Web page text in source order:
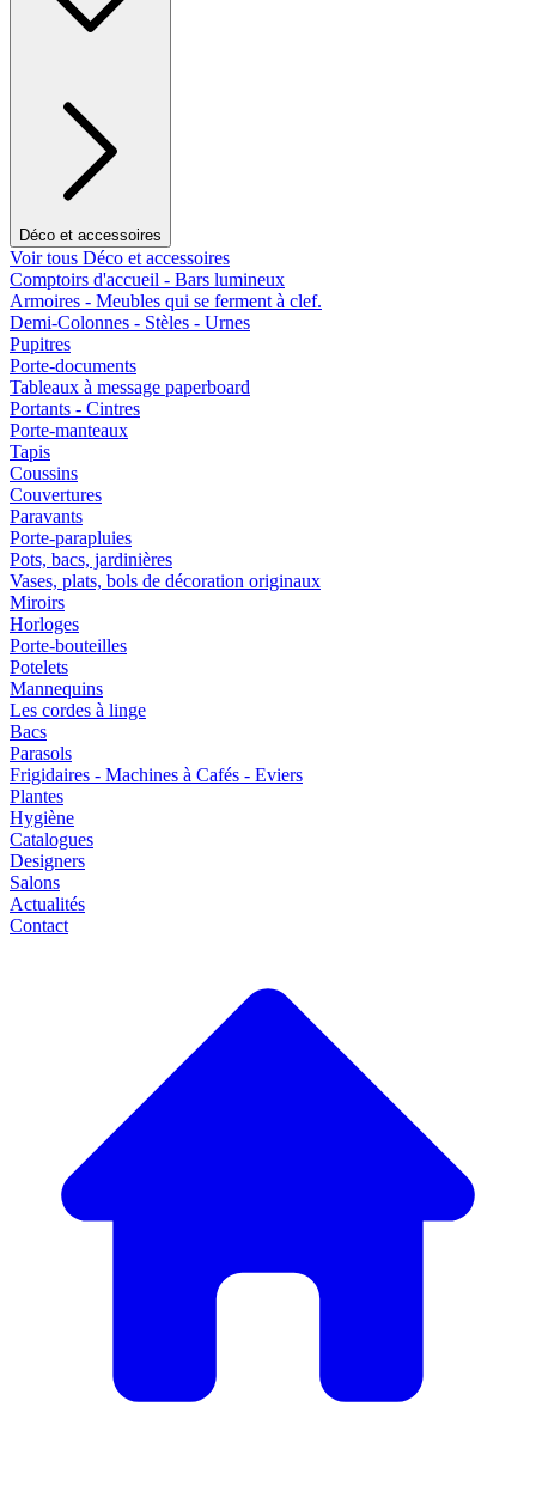
Déco et accessoires
Voir tous Déco et accessoires
Comptoirs d'accueil - Bars lumineux
Armoires - Meubles qui se ferment à clef.
Demi-Colonnes - Stèles - Urnes
Pupitres
Porte-documents
Tableaux à message paperboard
Portants - Cintres
Porte-manteaux
Tapis
Coussins
Couvertures
Paravants
Porte-parapluies
Pots, bacs, jardinières
Vases, plats, bols de décoration originaux
Miroirs
Horloges
Porte-bouteilles
Potelets
Mannequins
Les cordes à linge
Bacs
Parasols
Frigidaires - Machines à Cafés - Eviers
Plantes
Hygiène
Catalogues
Designers
Salons
Actualités
Contact